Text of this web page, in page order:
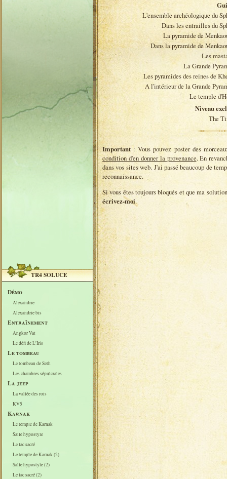
TR4 SOLUCE
Démo
Alexandrie
Alexandrie bis
Entraînement
Angkor Vat
Le défi de L'Iris
Le tombeau
Le tombeau de Seth
Les chambres sépulcrales
La jeep
La vallée des rois
KV5
Karnak
Le temple de Karnak
Salle hypostyle
Le lac sacré
Le temple de Karnak (2)
Salle hypostyle (2)
Le lac sacré (2)
L'ensemble archéologique du
Dans les entrailles du
La pyramide de
Dans la pyramide de
Les
La Grande
Les pyramides des reines de
A l'intérieur de la Grande
Le temple
Niveau
The
Important: Vous pouvez poster des
condition d'en donner la provenance. En
dans vos sites web. J'ai passé beaucoup de
reconnaissance.
Si vous êtes toujours bloqués et que ma
écrivez-moi.